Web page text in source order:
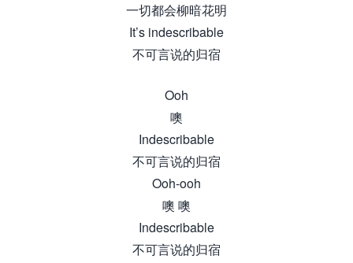
一切都会柳暗花明
It’s indescribable
不可言说的归宿
Ooh
噢
Indescribable
不可言说的归宿
Ooh-ooh
噢 噢
Indescribable
不可言说的归宿